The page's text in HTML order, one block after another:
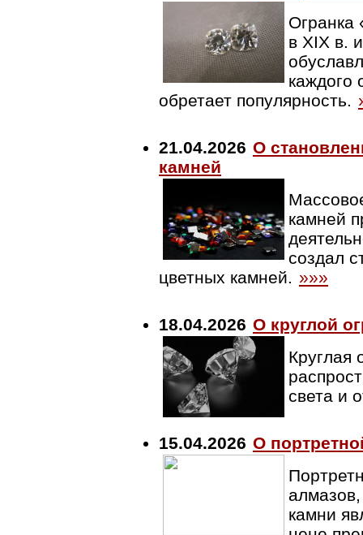
Огранка
в XIX в.
каждого
обретает популярность.
21.04.2026 О
камней
камней
создал
цветных камней. »»»
18.04.2026 О круглой
Круглая
света и
15.04.2026 О
камни